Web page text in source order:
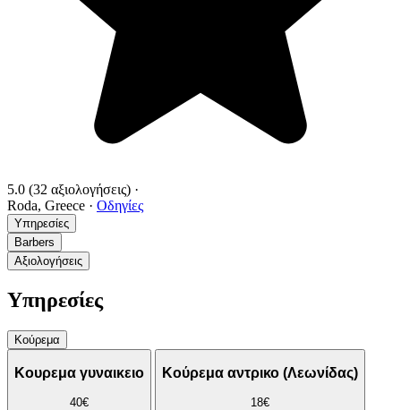
5.0 (32 αξιολογήσεις) ·
Roda, Greece · Οδηγίες
Υπηρεσίες
Barbers
Αξιολογήσεις
Υπηρεσίες
Κούρεμα
Κουρεμα γυναικειο
40€
Κούρεμα αντρικο (Λεωνίδας)
18€